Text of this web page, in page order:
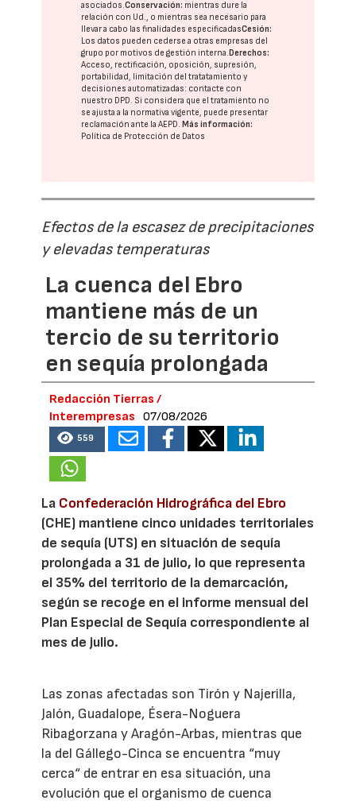
asociados.Conservación: mientras dure la
relación con Ud., o mientras sea necesario para
llevar a cabo las finalidades especificadasCesión:
Los datos pueden cederse a otras empresas del
grupo por motivos de gestión interna.Derechos:
Acceso, rectificación, oposición, supresión,
portabilidad, limitación del tratatamiento y
decisiones automatizadas: contacte con
nuestro DPD. Si considera que el tratamiento no
se ajusta a la normativa vigente, puede presentar
reclamación ante laAEPD.Más información:
Política de Protección de Datos
Efectos de la escasez de precipitaciones
y elevadas temperaturas
La cuenca del Ebro
mantiene más de un
tercio de su territorio
en sequía prolongada
Redacción Tierras /
Interempresas
07/08/2026
559
La Confederación Hidrográfica del Ebro
(CHE) mantiene cinco unidades territoriales
de sequía (UTS) en situación de sequía
prolongada a 31 de julio, lo que representa
el 35% del territorio de la demarcación,
según se recoge en el informe mensual del
Plan Especial de Sequía correspondiente al
mes de julio.
Las zonas afectadas son Tirón y Najerilla,
Jalón, Guadalope, Ésera-Noguera
Ribagorzana y Aragón-Arbas, mientras que
la del Gállego-Cinca se encuentra “muy
cerca“ de entrar en esa situación, una
evolución que el organismo de cuenca